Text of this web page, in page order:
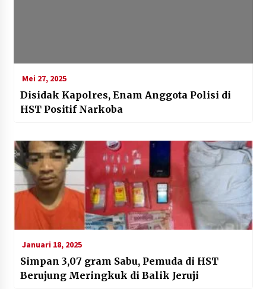
Mei 27, 2025
Disidak Kapolres, Enam Anggota Polisi di
HST Positif Narkoba
Januari 18, 2025
Simpan 3,07 gram Sabu, Pemuda di HST
Berujung Meringkuk di Balik Jeruji